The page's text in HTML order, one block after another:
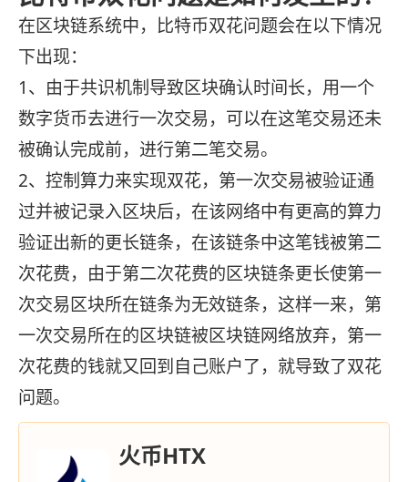
在区块链系统中，比特币双花问题会在以下情况
下出现：
1、由于共识机制导致区块确认时间长，用一个
数字货币去进行一次交易，可以在这笔交易还未
被确认完成前，进行第二笔交易。
2、控制算力来实现双花，第一次交易被验证通
过并被记录入区块后，在该网络中有更高的算力
验证出新的更长链条，在该链条中这笔钱被第二
次花费，由于第二次花费的区块链条更长使第一
次交易区块所在链条为无效链条，这样一来，第
一次交易所在的区块链被区块链网络放弃，第一
次花费的钱就又回到自己账户了，就导致了双花
问题。
火币HTX